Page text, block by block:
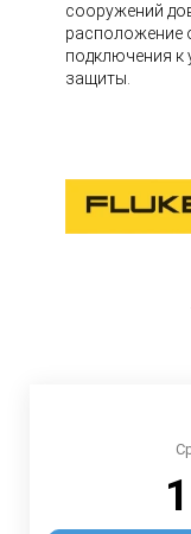
сооружений
расположение
подключения к
защиты.